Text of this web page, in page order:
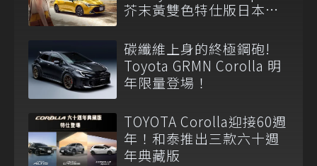
芥末黃雙色特仕版日本登
碳纖維上身的終極鋼砲!
Toyota GRMN Corolla 明
年限量登場！
TOYOTA Corolla迎接60週
年！和泰推出三款六十週
年典藏版